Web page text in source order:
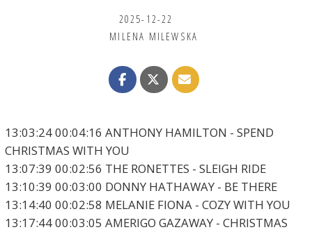
2025-12-22
MILENA MILEWSKA
13:03:24 00:04:16 ANTHONY HAMILTON - SPEND
CHRISTMAS WITH YOU
13:07:39 00:02:56 THE RONETTES - SLEIGH RIDE
13:10:39 00:03:00 DONNY HATHAWAY - BE THERE
13:14:40 00:02:58 MELANIE FIONA - COZY WITH YOU
13:17:44 00:03:05 AMERIGO GAZAWAY - CHRISTMAS